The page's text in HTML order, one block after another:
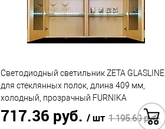
Светодиодный светильник ZETA GLASLINE
для стеклянных полок, длина 409 мм,
холодный, прозрачный FURNIKA
(ФУРНИКА)
717.36 руб. / шт 1 195.60 руб.